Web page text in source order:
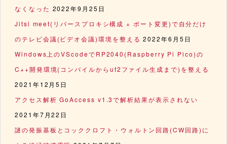
なくなった 2022年9月25日
Jitsi meet(リバースプロキシ構成 + ポート変更)で自分だけ
のテレビ会議(ビデオ会議)環境を整える 2022年6月5日
Windows上のVScodeでRP2040(Raspberry Pi Pico)の
C++開発環境(コンパイルからuf2ファイル生成まで)を整える
2021年12月5日
アクセス解析 GoAccess v1.3で解析結果が表示されない
2021年7月22日
謎の発振基板とコッククロフト・ウォルトン回路(CW回路)に